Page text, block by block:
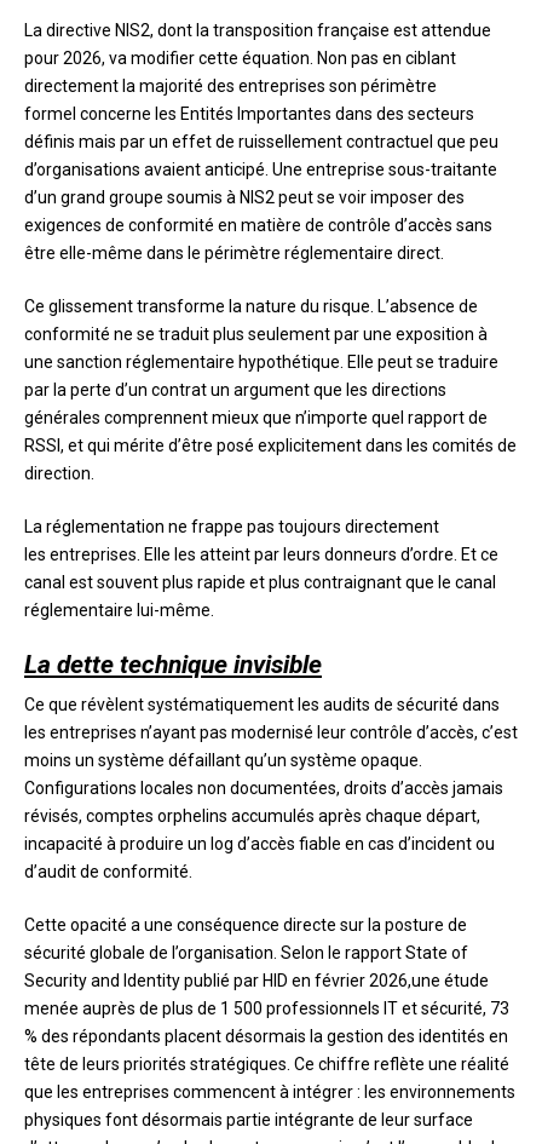
La directive NIS2, dont la transposition française est attendue
pour 2026, va modifier cette équation. Non pas en ciblant
directement la majorité des entreprises son périmètre
formel concerne les Entités Importantes dans des secteurs
définis mais par un effet de ruissellement contractuel que peu
d’organisations avaient anticipé. Une entreprise sous-traitante
d’un grand groupe soumis à NIS2 peut se voir imposer des
exigences de conformité en matière de contrôle d’accès sans
être elle-même dans le périmètre réglementaire direct.
Ce glissement transforme la nature du risque. L’absence de
conformité ne se traduit plus seulement par une exposition à
une sanction réglementaire hypothétique. Elle peut se traduire
par la perte d’un contrat un argument que les directions
générales comprennent mieux que n’importe quel rapport de
RSSI, et qui mérite d’être posé explicitement dans les comités de
direction.
La réglementation ne frappe pas toujours directement
les entreprises. Elle les atteint par leurs donneurs d’ordre. Et ce
canal est souvent plus rapide et plus contraignant que le canal
réglementaire lui-même.
La dette technique invisible
Ce que révèlent systématiquement les audits de sécurité dans
les entreprises n’ayant pas modernisé leur contrôle d’accès, c’est
moins un système défaillant qu’un système opaque.
Configurations locales non documentées, droits d’accès jamais
révisés, comptes orphelins accumulés après chaque départ,
incapacité à produire un log d’accès fiable en cas d’incident ou
d’audit de conformité.
Cette opacité a une conséquence directe sur la posture de
sécurité globale de l’organisation. Selon le rapport State of
Security and Identity publié par HID en février 2026,une étude
menée auprès de plus de 1 500 professionnels IT et sécurité, 73
% des répondants placent désormais la gestion des identités en
tête de leurs priorités stratégiques. Ce chiffre reflète une réalité
que les entreprises commencent à intégrer : les environnements
physiques font désormais partie intégrante de leur surface